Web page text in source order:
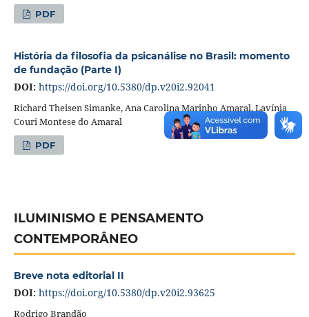
PDF
História da filosofia da psicanálise no Brasil: momento
de fundação (Parte I)
DOI: https://doi.org/10.5380/dp.v20i2.92041
Richard Theisen Simanke, Ana Carolina Marinho Amaral, Lavínia
Couri Montese do Amaral
PDF
ILUMINISMO E PENSAMENTO
CONTEMPORÂNEO
Breve nota editorial II
DOI: https://doi.org/10.5380/dp.v20i2.93625
Rodrigo Brandão